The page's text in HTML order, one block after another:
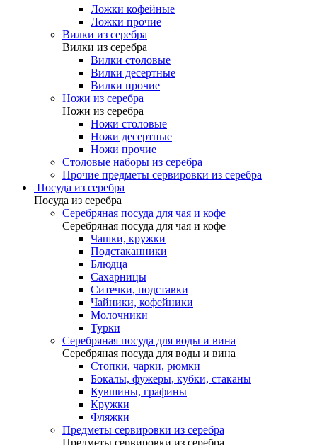
Ложки кофейные
Ложки прочие
Вилки из серебра
Вилки из серебра
Вилки столовые
Вилки десертные
Вилки прочие
Ножи из серебра
Ножи из серебра
Ножи столовые
Ножи десертные
Ножи прочие
Столовые наборы из серебра
Прочие предметы сервировки из серебра
Посуда из серебра
Посуда из серебра
Серебряная посуда для чая и кофе
Серебряная посуда для чая и кофе
Чашки, кружки
Подстаканники
Блюдца
Сахарницы
Ситечки, подставки
Чайники, кофейники
Молочники
Турки
Серебряная посуда для воды и вина
Серебряная посуда для воды и вина
Стопки, чарки, рюмки
Бокалы, фужеры, кубки, стаканы
Кувшины, графины
Кружки
Фляжки
Предметы сервировки из серебра
Предметы сервировки из серебра